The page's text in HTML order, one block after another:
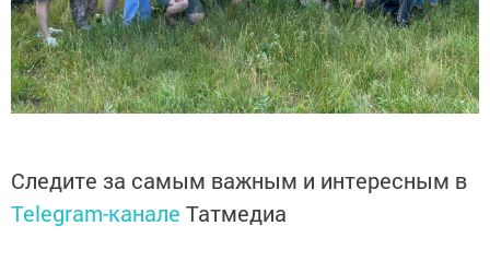
Следите за самым важным и интересным в
Telegram-канале Татмедиа